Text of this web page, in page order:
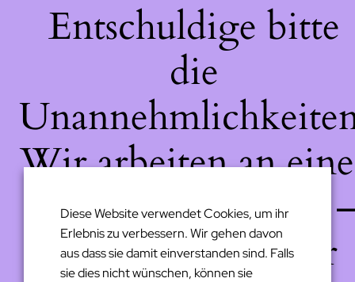
Entschuldige bitte
die
Wir arbeiten an
großartigen Sache
schau bald wieder
Diese Website verwendet Cookies, um ihr
Erlebnis zu verbessern. Wir gehen davon
aus dass sie damit einverstanden sind. Falls
sie dies nicht wünschen, können sie